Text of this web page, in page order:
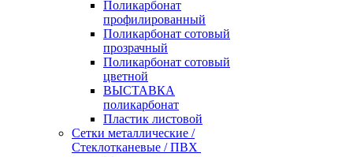
Поликарбонат
профилированный
Поликарбонат сотовый
прозрачный
Поликарбонат сотовый
цветной
ВЫСТАВКА
поликарбонат
Пластик листовой
Сетки металлические /
Стеклотканевые / ПВХ